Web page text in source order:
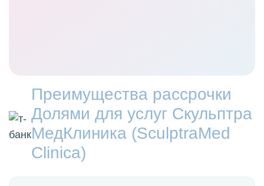
Преимущества рассрочки
Долями для услуг Скульптра
МедКлиника (SculptraMed
Clinica)